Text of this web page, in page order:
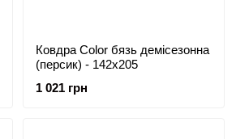
Ковдра Color бязь демісезонна
(персик) - 142x205
1 021 грн